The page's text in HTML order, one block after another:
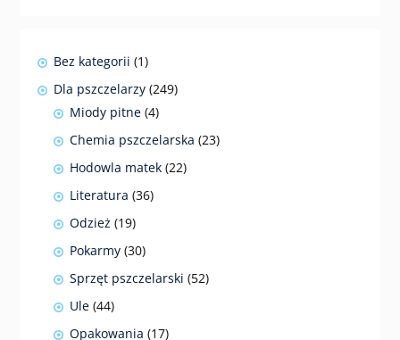
Bez kategorii 11
Dla pszczelarzy 249249
Miody pitne 44
Chemia pszczelarska 2323
Hodowla matek 2222
Literatura 3636
Odzież 1919
Pokarmy 3030
Sprzęt pszczelarski 5252
Ule 4444
Opakowania 1717